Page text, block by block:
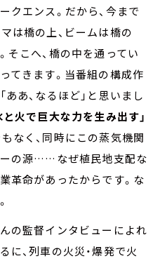
クエンス。だから、今まで
は橋の上、ビームは橋の
そこへ、橋の中を通ってい
てきます。当番組の構成作
あ、なるほど」と思いまし
と火で巨大な力を生み出す」
なく、同時にこの蒸気機関
ーの源……なぜ植民地支配な
革命があったからです。な
の監督インタビューによれ
、列車の火災・爆発で火